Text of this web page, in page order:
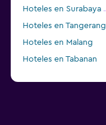
Hoteles en Surabaya
Hoteles en Tangerang
Hoteles en Malang
Hoteles en Tabanan